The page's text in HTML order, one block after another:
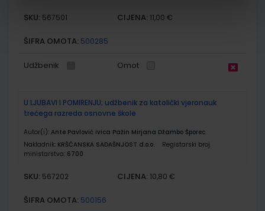
SKU: 567501 CIJENA: 11,00 €
ŠIFRA OMOTA: 500285
Udžbenik Omot
U LJUBAVI I POMIRENJU; udžbenik za katolički vjeronauk
trećega razreda osnovne škole
Autor(i): Ante Pavlović Ivica Pažin Mirjana Džambo Šporec
Nakladnik: KRŠĆANSKA SADAŠNJOST d.o.o.
Registarski broj
ministarstva: 6700
SKU: 567202 CIJENA: 10,80 €
ŠIFRA OMOTA: 500156